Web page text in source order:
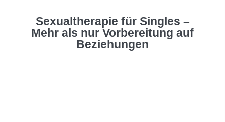
Sexualtherapie für Singles –
Mehr als nur Vorbereitung auf
Beziehungen